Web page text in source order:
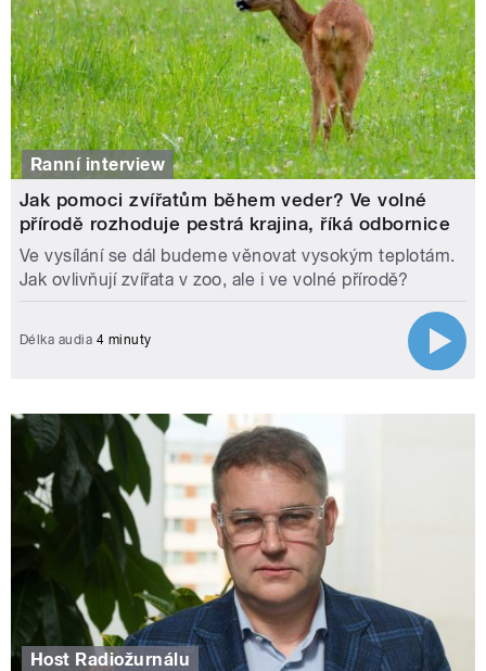
Ranní interview
Jak pomoci zvířatům během veder? Ve volné
přírodě rozhoduje pestrá krajina, říká odbornice
Ve vysílání se dál budeme věnovat vysokým teplotám.
Jak ovlivňují zvířata v zoo, ale i ve volné přírodě?
Délka audia 4 minuty
Host Radiožurnálu